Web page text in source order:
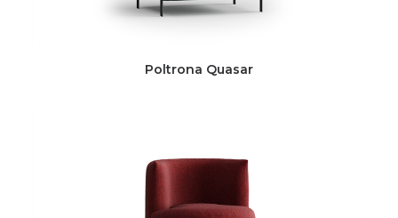
Poltrona Quasar